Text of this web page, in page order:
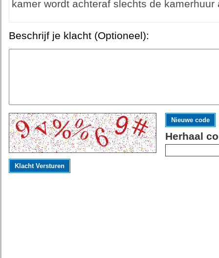
kamer wordt achteraf slechts de kamerhuur
Beschrijf je klacht (Optioneel):
Nieuwe code
Herhaal
Klacht Versturen